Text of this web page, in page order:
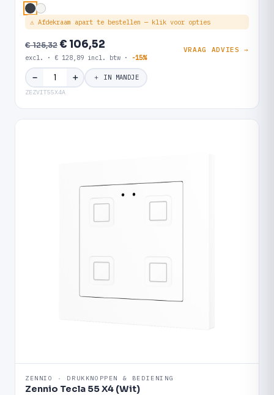
⚠ Afdekraam apart te bestellen — klik voor opties
€ 125,32€ 106,52
excl. · € 128,89 incl. btw · -15%
VRAAG ADVIES →
− ＋ ＋ IN MANDJE
ZEZVIT55X4A
ZENNIO · DRUKKNOPPEN & BEDIENING
Zennio Tecla 55 X4 (Wit)